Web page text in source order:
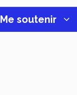
Me soutenir